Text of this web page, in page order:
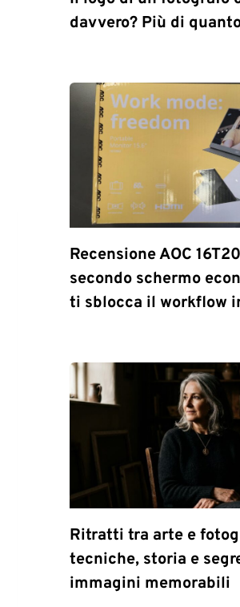
davvero? Più di
Recensione AOC
secondo schermo
ti sblocca il workflow
Ritratti tra arte e
tecniche, storia e
immagini memorabili